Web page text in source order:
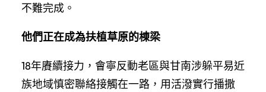
不難完成。
他們正在成為扶植草原的棟梁
18年賡續接力，會寧反動老區與甘南涉躲平易近
族地域慎密聯絡接觸在一路，用活潑實行播撒